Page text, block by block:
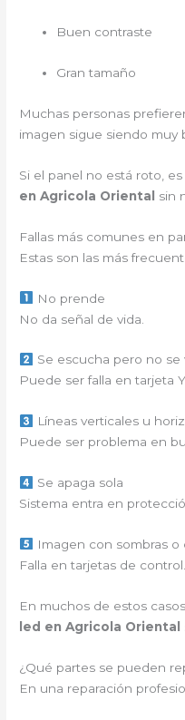
Buen contraste
Gran tamaño
Muchas personas
imagen sigue siendo muy
Si el panel no está roto,
en Agricola Oriental
sin
Fallas más comunes en
Estas son las más
No prende
No da señal de vida.
Se escucha pero no se
Puede ser falla en tarjeta
Líneas verticales u
Puede ser problema en
Se apaga sola
Sistema entra en
Imagen con sombras o
Falla en tarjetas de control.
En muchos de estos
led en Agricola Oriental
¿Qué partes se pueden
En una reparación